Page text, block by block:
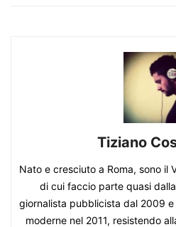
Tiziano
Nato e cresciuto a Roma, sono il
di cui faccio parte quasi
giornalista pubblicista dal 2009
moderne nel 2011, resistendo